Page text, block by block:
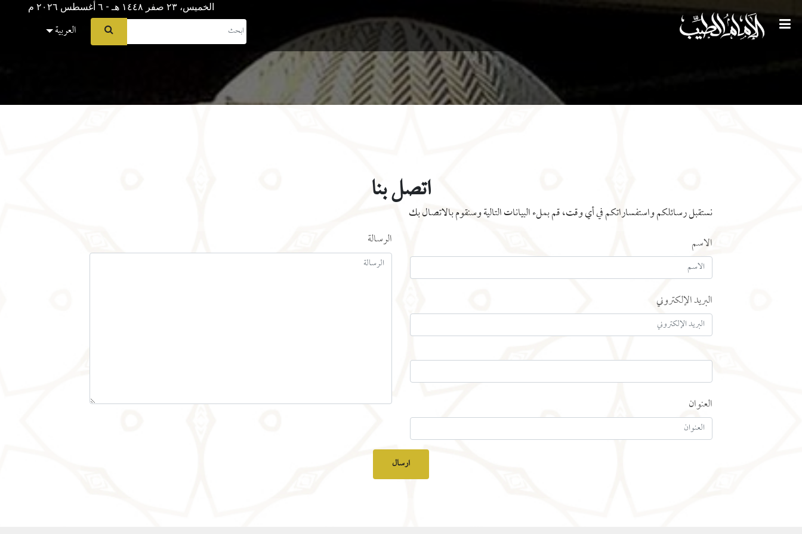
الخميس، ٢٣ صفر ١٤٤٨ هـ - ٦ أغسطس ۲۰۲٦ م
العربية
اتصل بنانستقبل رسائلكم واستفساراتكم في أي وقت، قم بملء البيانات التالية وسنقوم بالاتصال بك
الاسم
البريد الإلكتروني
العنوان
الرسالة
ارسال